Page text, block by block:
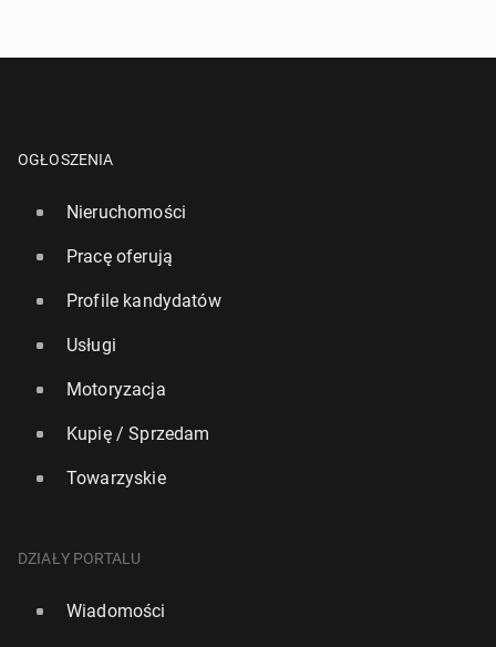
OGŁOSZENIA
Nieruchomości
Pracę oferują
Profile kandydatów
Usługi
Motoryzacja
Kupię / Sprzedam
Towarzyskie
DZIAŁY PORTALU
Wiadomości